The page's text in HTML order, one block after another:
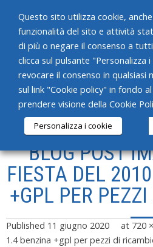
HOME
CHI SIAMO
SERVIZI
PRODOTTI
NEWS
CONTATTI
BLOG POST
FIESTA DEL
+GPL PER
Published 11 giugno 2020 at 720
1.4 benzina +gpl per pezzi di
Questo sito utilizza cookie,
funzionalità del sito e attività
di più o negare il consenso a
clicca sul pulsante "Personalizza
revocare il consenso in qualsiasi
sul link "Cookie policy" in fondo
prendere visione della Cookie
Personalizza i cookie